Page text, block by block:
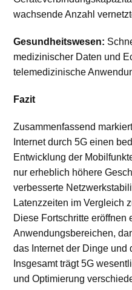
wachsende Anzahl
Gesundheitswesen:
medizinischer Daten und
telemedizinische
Fazit
Zusammenfassend
Internet durch 5G einen
Entwicklung der
nur erheblich höhere
verbesserte
Latenzzeiten im Vergleich
Diese Fortschritte eröffnen
Anwendungsbereichen,
das Internet der Dinge und
Insgesamt trägt 5G
und Optimierung